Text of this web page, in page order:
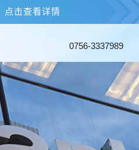
点击查看详情
0756-3337989